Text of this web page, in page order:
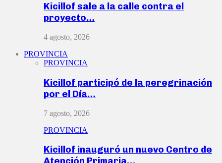
Kicillof sale a la calle contra el
proyecto…
4 agosto, 2026
PROVINCIA
PROVINCIA
Kicillof participó de la peregrinación
por el Día…
7 agosto, 2026
PROVINCIA
Kicillof inauguró un nuevo Centro de